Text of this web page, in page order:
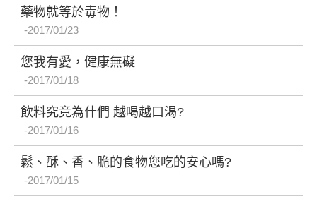
藥物就等於毒物！
2017/01/23
您我有愛，健康無礙
2017/01/18
飲料究竟為什們 越喝越口渴?
2017/01/16
鬆、酥、香、脆的食物您吃的安心嗎?
2017/01/15